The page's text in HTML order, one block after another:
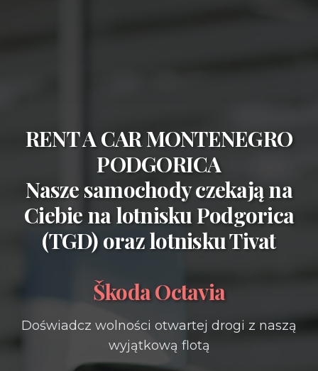
RENT A CAR MONTENEGRO
PODGORICA
Nasze samochody czekają na
Ciebie nalotnisku Podgorica
(TGD) orazlotnisku Tivat
Škoda Octavia
Doświadcz wolności otwartej drogi z naszą
wyjątkową flotą